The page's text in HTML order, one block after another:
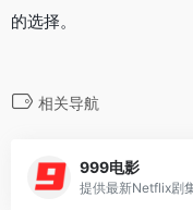
的选择。
相关导航
999电影
提供最新Netflix剧